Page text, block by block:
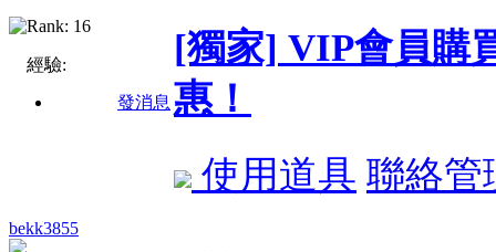
經驗:
發消息
[獨家] VIP會員購
惠！
使用道具 聯絡管
bekk3855